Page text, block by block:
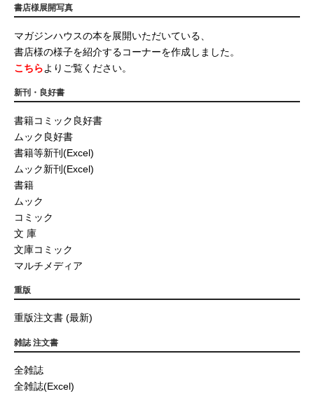
書店様展開写真
マガジンハウスの本を展開いただいている、
書店様の様子を紹介するコーナーを作成しました。
こちらよりご覧ください。
新刊・良好書
書籍コミック良好書
ムック良好書
書籍等新刊(Excel)
ムック新刊(Excel)
書籍
ムック
コミック
文 庫
文庫コミック
マルチメディア
重版
重版注文書 (最新)
雑誌 注文書
全雑誌
全雑誌(Excel)